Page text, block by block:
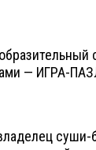
— ИГРА-
суши-